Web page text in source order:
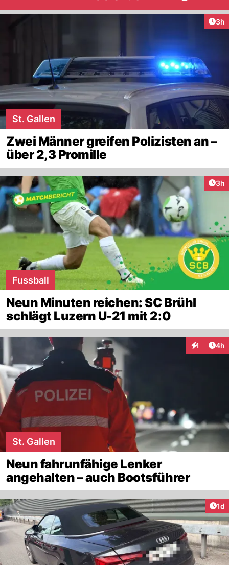
3h
St. Gallen
Zwei Männer greifen Polizisten an –
über 2,3 Promille
3h
Fussball
Neun Minuten reichen: SC Brühl
schlägt Luzern U-21 mit 2:0
1 4h
St. Gallen
Neun fahrunfähige Lenker
angehalten – auch Bootsführer
1d